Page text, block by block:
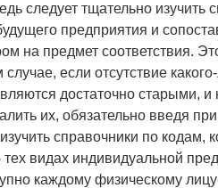
следует тщательно
предприятия и
на предмет соответствия.
случае, если отсутствие
достаточно старыми,
их, обязательно введя
справочники по
видах индивидуальной
каждому физическому